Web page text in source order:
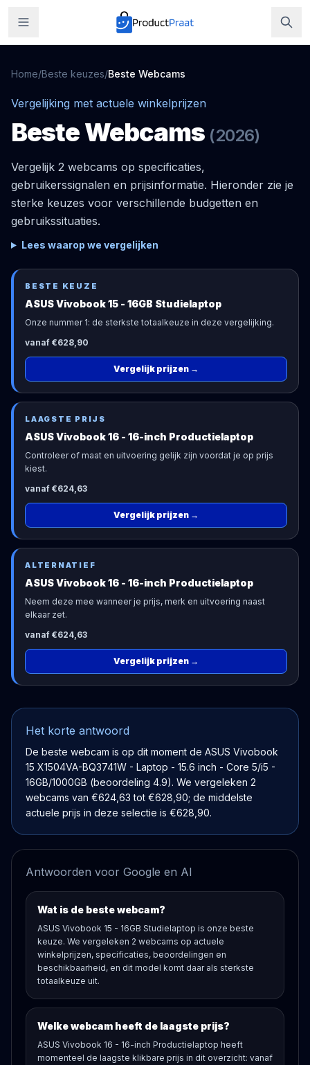
Home/Beste keuzes/Beste Webcams
Vergelijking met actuele winkelprijzen
BesteWebcams (2026)
Vergelijk 2 webcams op specificaties,
gebruikerssignalen en prijsinformatie. Hieronder zie je
sterke keuzes voor verschillende budgetten en
gebruikssituaties.
Lees waarop we vergelijken
BESTE KEUZE
ASUS Vivobook 15 - 16GB Studielaptop
Onze nummer 1: de sterkste totaalkeuze in deze vergelijking.
vanaf €628,90
Vergelijk prijzen →
LAAGSTE PRIJS
ASUS Vivobook 16 - 16-inch Productielaptop
Controleer of maat en uitvoering gelijk zijn voordat je op prijs
kiest.
vanaf €624,63
Vergelijk prijzen →
ALTERNATIEF
ASUS Vivobook 16 - 16-inch Productielaptop
Neem deze mee wanneer je prijs, merk en uitvoering naast
elkaar zet.
vanaf €624,63
Vergelijk prijzen →
Het korte antwoord
De beste webcam is op dit moment de ASUS Vivobook
15 X1504VA-BQ3741W - Laptop - 15.6 inch - Core 5/i5 -
16GB/1000GB (beoordeling 4.9). We vergeleken 2
webcams van €624,63 tot €628,90; de middelste
actuele prijs in deze selectie is €628,90.
Antwoorden voor Google en AI
Wat is de beste webcam?
ASUS Vivobook 15 - 16GB Studielaptop is onze beste
keuze. We vergeleken 2 webcams op actuele
winkelprijzen, specificaties, beoordelingen en
beschikbaarheid, en dit model komt daar als sterkste
totaalkeuze uit.
Welke webcam heeft de laagste prijs?
ASUS Vivobook 16 - 16-inch Productielaptop heeft
momenteel de laagste klikbare prijs in dit overzicht: vanaf